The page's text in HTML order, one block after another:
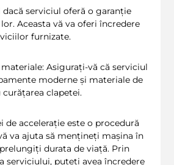
dacă serviciul oferă o garanție
Aceasta vă va oferi încredere
furnizate.
Asigurați-vă că serviciul
moderne și materiale de
clapetei.
de accelerație este o procedură
va ajuta să mențineți mașina în
durata de viață. Prin
serviciului, puteți avea încredere